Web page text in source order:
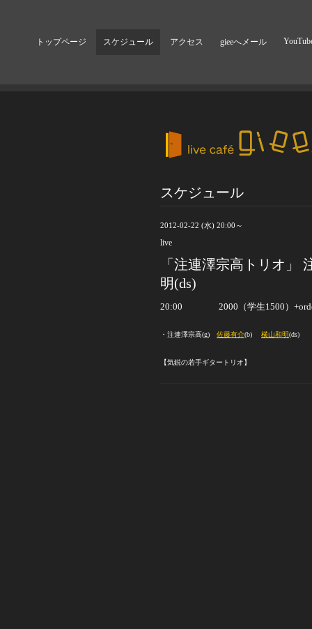
トップページ スケジュール アクセス gieeへメール
スケジュール
2012-02-22 (水) 20:00～
live
「注連澤宗高トリオ」
明(ds)
20:00 2000（学生1500）
・注連澤宗高(g) 佐藤有介(b) 横山和明(ds)
【気鋭の若手ギタートリオ】